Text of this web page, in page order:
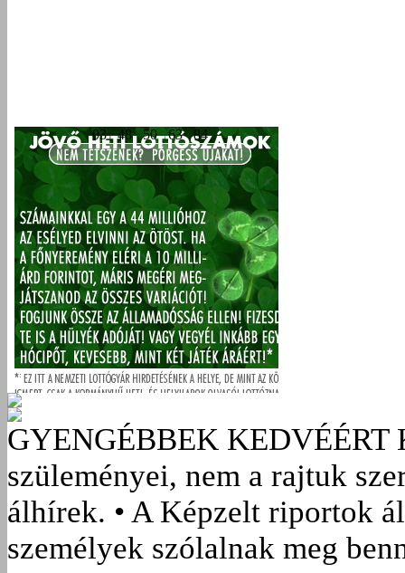
GYENGÉBBEK KEDVÉÉRT
szüleményei, nem a rajtuk
álhírek. • A Képzelt riportok
személyek szólalnak meg